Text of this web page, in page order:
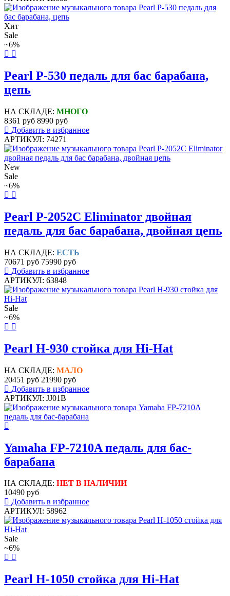
Хит
Sale
~6%
Pearl P-530 педаль для бас барабана,
цепь
НА СКЛАДЕ: МНОГО
8361 руб 8990 руб
Добавить в избранное
АРТИКУЛ: 74271
New
Sale
~6%
Pearl P-2052C Eliminator двойная
педаль для бас барабана, двойная цепь
НА СКЛАДЕ: ЕСТЬ
70671 руб 75990 руб
Добавить в избранное
АРТИКУЛ: 63848
Sale
~6%
Pearl H-930 стойка для Hi-Hat
НА СКЛАДЕ: МАЛО
20451 руб 21990 руб
Добавить в избранное
АРТИКУЛ: JJ01B
Yamaha FP-7210A педаль для бас-
барабана
НА СКЛАДЕ: НЕТ В НАЛИЧИИ
10490 руб
Добавить в избранное
АРТИКУЛ: 58962
Sale
~6%
Pearl H-1050 стойка для Hi-Hat